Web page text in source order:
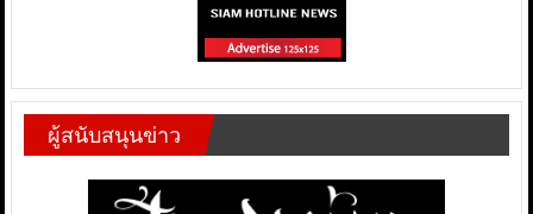
ผู้สนับสนุนข่าว